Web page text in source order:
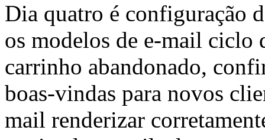
Dia quatro é configuração
os modelos de e-mail
carrinho abandonado,
boas-vindas para novos
mail renderizar